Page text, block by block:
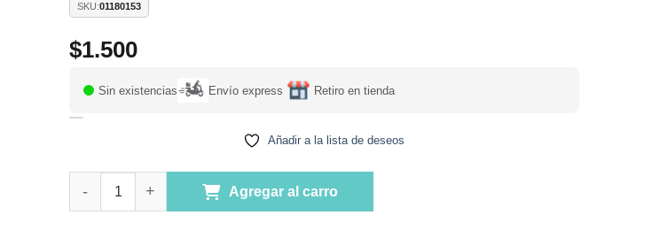
SKU:01180153
$1.500
Sin existencias Envío express Retiro en tienda
Añadir a la lista de deseos
Agregar al carro